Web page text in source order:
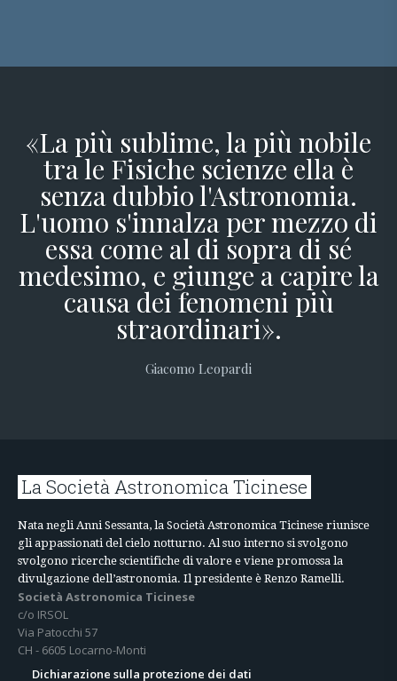
«La più sublime, la più nobile
tra le Fisiche scienze ella è
senza dubbio l'Astronomia.
L'uomo s'innalza per mezzo di
essa come al di sopra di sé
medesimo, e giunge a capire la
causa dei fenomeni più
straordinari».
Giacomo Leopardi
La Società Astronomica Ticinese
Nata negli Anni Sessanta, la Società Astronomica Ticinese riunisce
gli appassionati del cielo notturno. Al suo interno si svolgono
svolgono ricerche scientifiche di valore e viene promossa la
divulgazione dell’astronomia. Il presidente è Renzo Ramelli.
Società Astronomica Ticinese
c/o IRSOL
Via Patocchi 57
CH - 6605 Locarno-Monti
Dichiarazione sulla protezione dei dati